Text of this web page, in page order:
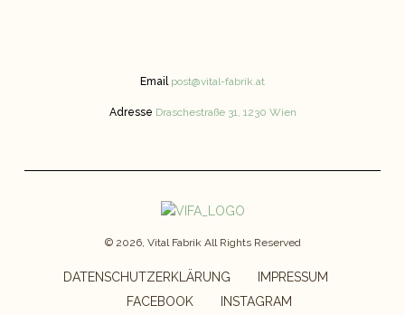
Email post@vital-fabrik.at
Adresse Draschestraße 31, 1230 Wien
© 2026, Vital Fabrik All Rights Reserved
DATENSCHUTZERKLÄRUNG
IMPRESSUM
FACEBOOK
INSTAGRAM